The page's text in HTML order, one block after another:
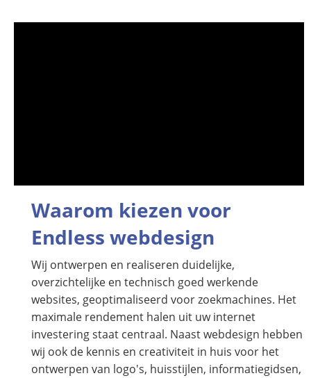
Waarom kiezen voor
Endless webdesign
Wij ontwerpen en realiseren duidelijke,
overzichtelijke en technisch goed werkende
websites, geoptimaliseerd voor zoekmachines. Het
maximale rendement halen uit uw internet
investering staat centraal. Naast webdesign hebben
wij ook de kennis en creativiteit in huis voor het
ontwerpen van logo's, huisstijlen, informatiegidsen,